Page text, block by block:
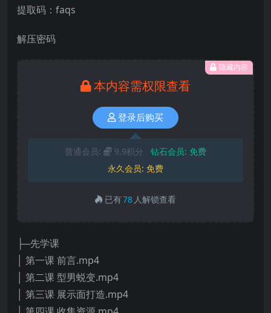
提取码：faqs
解压密码
隐藏内容
本内容需权限查看
登录后购买
普通会员: 9.9积分 钻石会员: 免费
永久会员: 免费
已有78 人解锁查看
├─先学课
│ 第一课 前言.mp4
│ 第二课 型男蜕变.mp4
│ 第三课 展示面打造.mp4